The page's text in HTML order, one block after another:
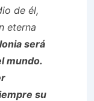
de él,
eterna
será
mundo.
su